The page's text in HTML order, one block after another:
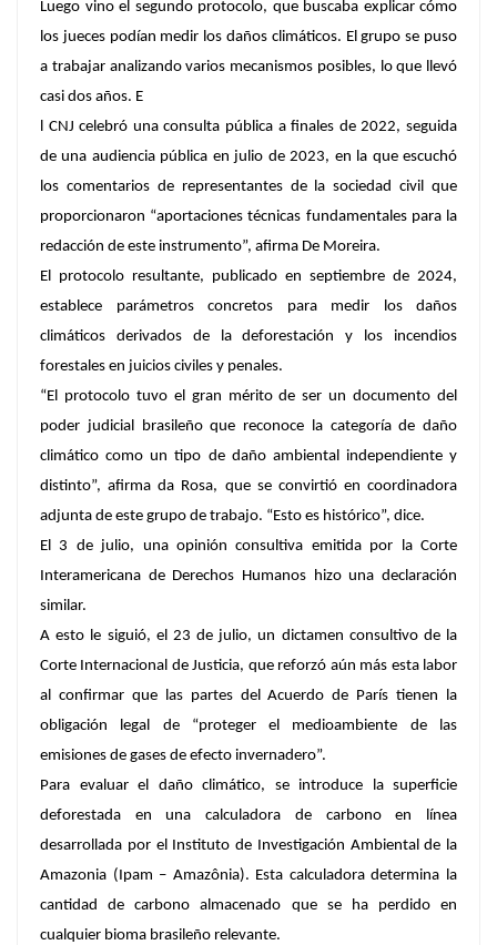
Luego vino el segundo protocolo, que buscaba explicar cómo
los jueces podían medir los daños climáticos. El grupo se puso
a trabajar analizando varios mecanismos posibles, lo que llevó
casi dos años. E
l CNJ celebró una consulta pública a finales de 2022, seguida
de una audiencia pública en julio de 2023, en la que escuchó
los comentarios de representantes de la sociedad civil que
proporcionaron “aportaciones técnicas fundamentales para la
redacción de este instrumento”, afirma De Moreira.
El protocolo resultante, publicado en septiembre de 2024,
establece parámetros concretos para medir los daños
climáticos derivados de la deforestación y los incendios
forestales en juicios civiles y penales.
“El protocolo tuvo el gran mérito de ser un documento del
poder judicial brasileño que reconoce la categoría de daño
climático como un tipo de daño ambiental independiente y
distinto”, afirma da Rosa, que se convirtió en coordinadora
adjunta de este grupo de trabajo. “Esto es histórico”, dice.
El 3 de julio, una opinión consultiva emitida por la Corte
Interamericana de Derechos Humanos hizo una declaración
similar.
A esto le siguió, el 23 de julio, un dictamen consultivo de la
Corte Internacional de Justicia, que reforzó aún más esta labor
al confirmar que las partes del Acuerdo de París tienen la
obligación legal de “proteger el medioambiente de las
emisiones de gases de efecto invernadero”.
Para evaluar el daño climático, se introduce la superficie
deforestada en una calculadora de carbono en línea
desarrollada por el Instituto de Investigación Ambiental de la
Amazonia (Ipam – Amazônia). Esta calculadora determina la
cantidad de carbono almacenado que se ha perdido en
cualquier bioma brasileño relevante.